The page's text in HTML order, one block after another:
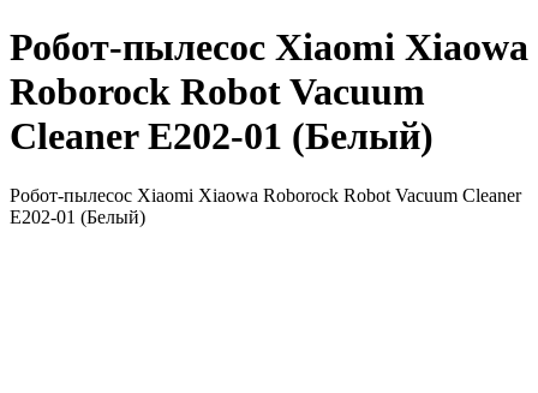
Робот-пылесос Xiaomi Xiaowa
Roborock Robot Vacuum
Cleaner E202-01 (Белый)
Робот-пылесос Xiaomi Xiaowa Roborock Robot Vacuum Cleaner
E202-01 (Белый)